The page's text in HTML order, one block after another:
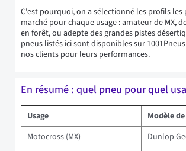
C'est pourquoi, on a sélectionné les profils les
marché pour chaque usage : amateur de MX,
en forêt, ou adepte des grandes pistes
pneus listés ici sont disponibles sur
nos clients pour leurs performances.
En résumé : quel pneu pour quel
Usage
Modèle
Motocross (MX)
Dunlop